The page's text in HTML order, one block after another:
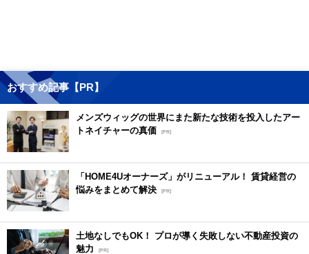
おすすめ記事【PR】
メンズウィッグの世界にまた新たな技術を投入したアー
トネイチャーの真価
[PR]
「HOME4Uオーナーズ」がリニューアル！ 賃貸経営の
悩みをまとめて解決 [PR]
土地なしでもOK！ プロが導く失敗しない不動産投資の
魅力
[PR]